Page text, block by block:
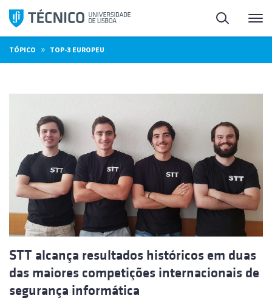
Saltar
para
o
conteúdo
Pesquisa
TÓPICO » TOP-3 EUROPEU
STT alcança resultados históricos em duas
das maiores competições internacionais de
segurança informática